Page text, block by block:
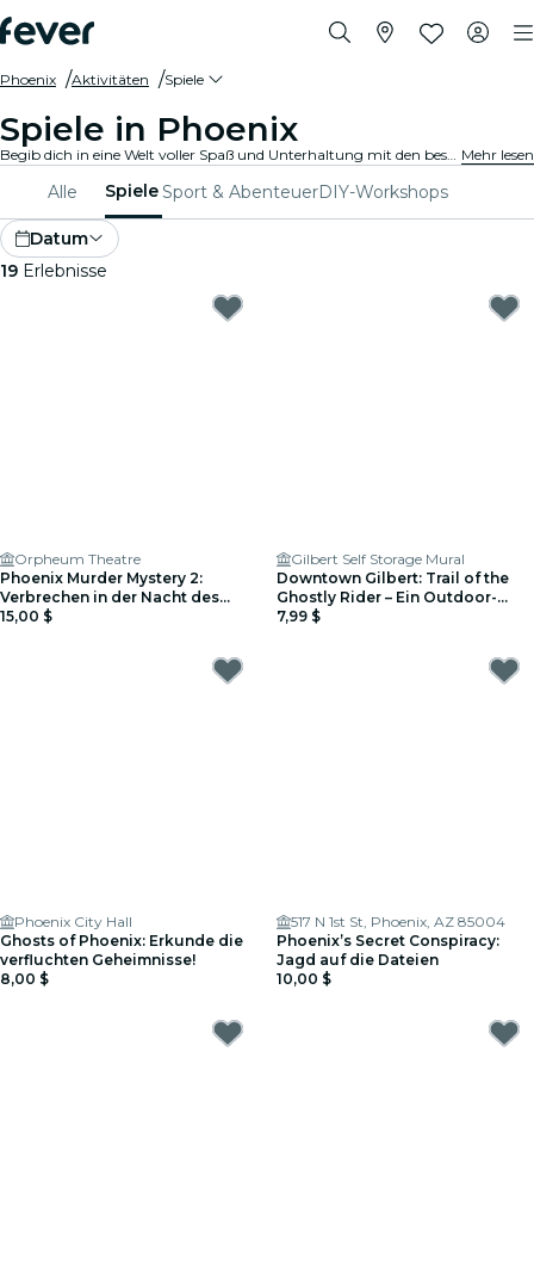
Phoenix Aktivitäten Spiele
Spiele in Phoenix
Begib dich in eine Welt voller Spaß und Unterhaltung mit den besten Spielen in Phoenix. Von Brettspielen bis hin zu Virtual-Reality-Erlebnissen ist für jeden etwas dabei. Mehr lesen
Alle SpieleSport & AbenteuerDIY-Workshops
Datum
19 Erlebnisse
Orpheum Theatre
Phoenix Murder Mystery 2:
Verbrechen in der Nacht des
Datums!
15,00 $
Gilbert Self Storage Mural
Downtown Gilbert: Trail of the
Ghostly Rider – Ein Outdoor-
Entdeckungsspiel
7,99 $
Phoenix City Hall
Ghosts of Phoenix: Erkunde die
verfluchten Geheimnisse!
8,00 $
517 N 1st St, Phoenix, AZ 85004
Phoenix’s Secret Conspiracy:
Jagd auf die Dateien
10,00 $